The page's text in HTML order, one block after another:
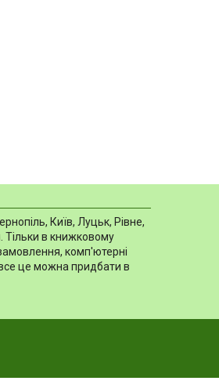
Київ, Луцьк, Рівне,
Тільки в книжковому
комп'ютерні
все це можна придбати в